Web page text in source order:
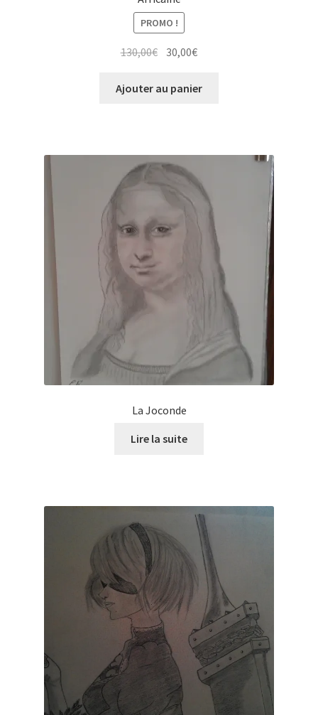
PROMO !
130,00€ Le
initial
30,00€Le
actuel
Ajouter au panier
La Joconde
Lire la suite